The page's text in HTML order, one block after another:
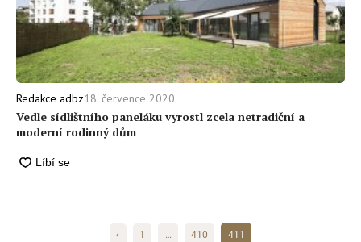
Redakce adbz18. července 2020
Vedle sídlištního paneláku vyrostl zcela netradiční a
moderní rodinný dům
‹ 1 … 410 411